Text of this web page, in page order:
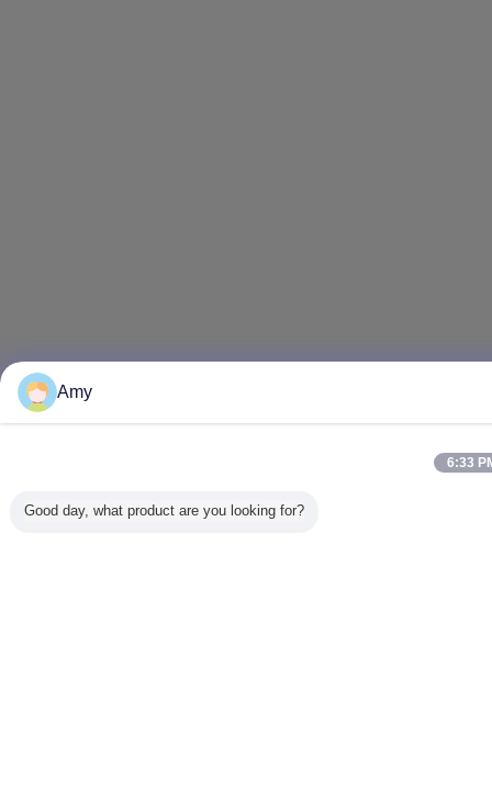
Amy
6:33
Good day, what product are you looking for?